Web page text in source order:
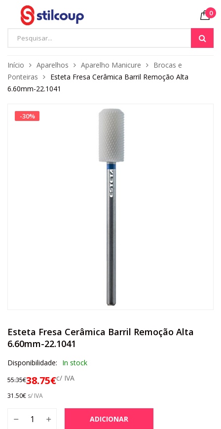
0
Início Aparelhos Aparelho Manicure
Brocas e
Ponteiras
Esteta Fresa Cerâmica Barril Remoção Alta
6.60mm-22.1041
-30%
Esteta Fresa Cerâmica Barril Remoção Alta
6.60mm-22.1041
Disponibilidade: In stock
55.35€38.75€c/ IVA
31.50€ s/ IVA
ADICIONAR